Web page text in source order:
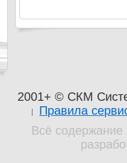
2001+ © СКМ
Правила
Всё содержание